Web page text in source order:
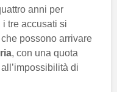
anni per
i tre accusati si
possono arrivare
, con una quota
di